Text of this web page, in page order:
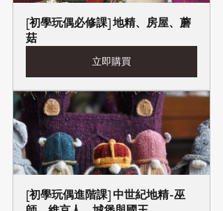
[初學玩偶必修課] 地精、房屋、蘑
菇
立即購買
[初學玩偶進階課] 中世紀地精-巫